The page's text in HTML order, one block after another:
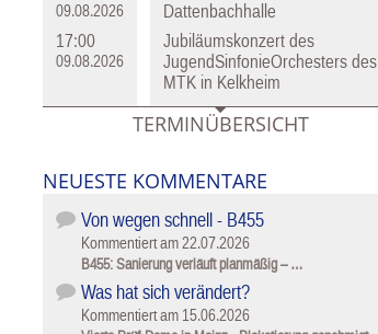
09.08.2026
Dattenbachhalle
17:00
09.08.2026
Jubiläumskonzert des
JugendSinfonieOrchesters des
MTK in Kelkheim
TERMINÜBERSICHT
NEUESTE KOMMENTARE
Von wegen schnell - B455
Kommentiert am22.07.2026
B455: Sanierung verläuft planmäßig – …
Was hat sich verändert?
Kommentiert am 15.06.2026